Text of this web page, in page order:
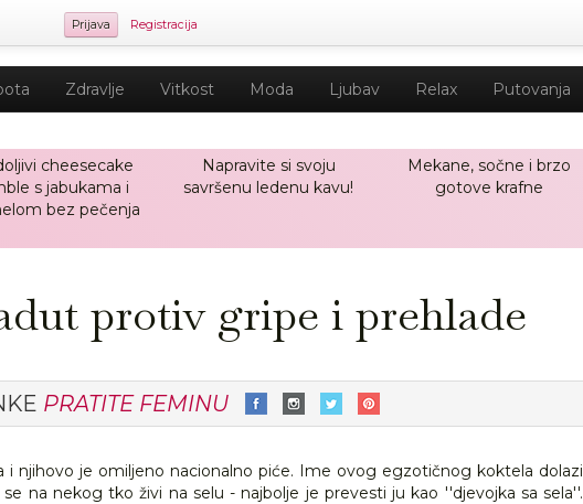
Prijava Registracija
Zdravlje Vitkost Moda Ljubav Relax Putovanja
cheesecake
s jabukama i
bez pečenja
Napravite si svoju
savršenu ledenu kavu!
Mekane, sočne i brzo
gotove krafne
protiv gripe i prehlade
PRATITE FEMINU
i njihovo je omiljeno nacionalno piće. Ime ovog egzotičnog koktela dolazi
na nekog tko živi na selu - najbolje je prevesti ju kao ''djevojka sa sela''.